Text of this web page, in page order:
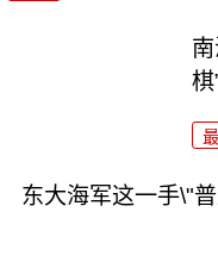
棋
东大海军这一手\"